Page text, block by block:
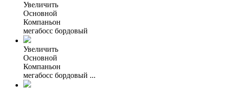
Увеличить
Основной
Компаньон
мегабосс бордовый
Увеличить
Основной
Компаньон
мегабосс бордовый ...